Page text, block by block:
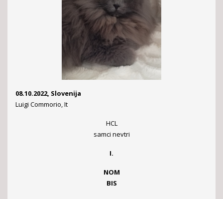
08.10.2022, Slovenija
Luigi Commorio, It
HCL
samci nevtri
I.
NOM
BIS